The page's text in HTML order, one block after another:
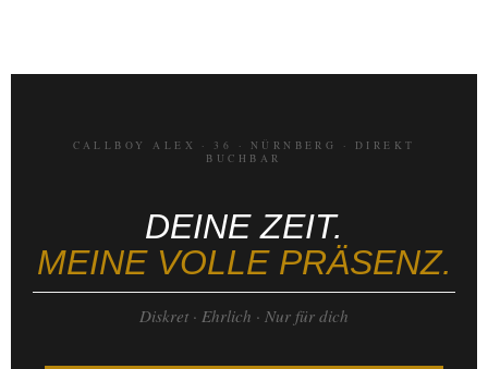
CALLBOY ALEX · 36 · NÜRNBERG · DIREKT
BUCHBAR
DEINE ZEIT.
MEINE VOLLE PRÄSENZ.
Diskret · Ehrlich · Nur für dich